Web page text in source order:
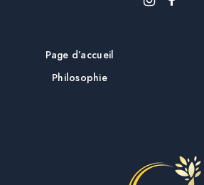
Page d’accueil
Philosophie